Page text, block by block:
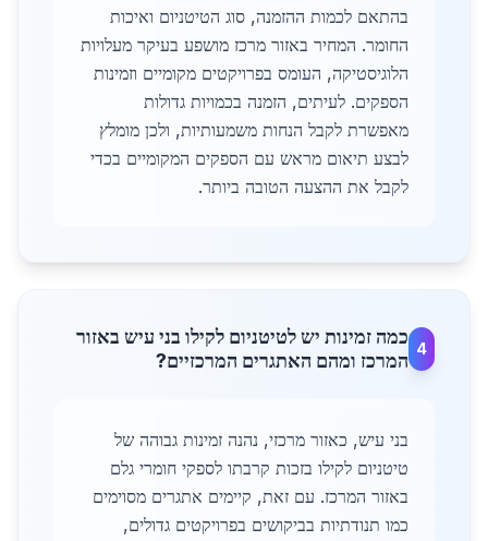
בהתאם לכמות ההזמנה, סוג הטיטניום ואיכות
החומר. המחיר באזור מרכז מושפע בעיקר מעלויות
הלוגיסטיקה, העומס בפרויקטים מקומיים וזמינות
הספקים. לעיתים, הזמנה בכמויות גדולות
מאפשרת לקבל הנחות משמעותיות, ולכן מומלץ
לבצע תיאום מראש עם הספקים המקומיים בכדי
לקבל את ההצעה הטובה ביותר.
4
כמה זמינות יש לטיטניום לקילו בני עיש באזור
המרכז ומהם האתגרים המרכזיים?
בני עיש, כאזור מרכזי, נהנה זמינות גבוהה של
טיטניום לקילו בזכות קרבתו לספקי חומרי גלם
באזור המרכז. עם זאת, קיימים אתגרים מסוימים
כמו תנודתיות בביקושים בפרויקטים גדולים,